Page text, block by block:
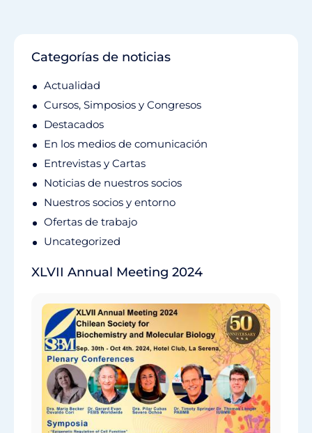
Categorías de noticias
Actualidad
Cursos, Simposios y Congresos
Destacados
En los medios de comunicación
Entrevistas y Cartas
Noticias de nuestros socios
Nuestros socios y entorno
Ofertas de trabajo
Uncategorized
XLVII Annual Meeting 2024